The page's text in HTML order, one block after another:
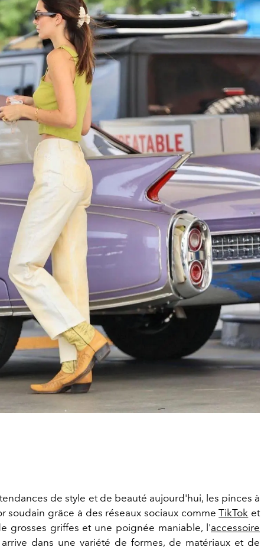
de style et de beauté aujourd'hui, les pinces à
soudain grâce à des réseaux sociaux commeTikTok et
grosses griffes et une poignée maniable, l'accessoire
dans une variété de formes, de matériaux et de